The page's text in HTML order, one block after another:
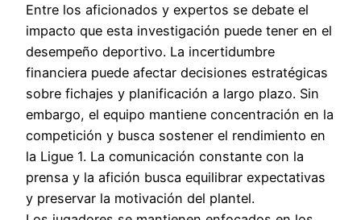
Entre los aficionados y expertos se debate el
impacto que esta investigación puede tener en el
desempeño deportivo. La incertidumbre
financiera puede afectar decisiones estratégicas
sobre fichajes y planificación a largo plazo. Sin
embargo, el equipo mantiene concentración en la
competición y busca sostener el rendimiento en
la Ligue 1. La comunicación constante con la
prensa y la afición busca equilibrar expectativas
y preservar la motivación del plantel.